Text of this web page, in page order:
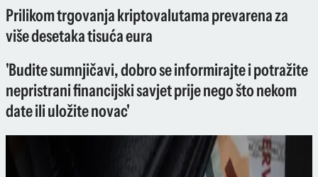
Prilikom trgovanja kriptovalutama prevarena za
više desetaka tisuća eura
'Budite sumnjičavi, dobro se informirajte i potražite
nepristrani financijski savjet prije nego što nekom
date ili uložite novac'